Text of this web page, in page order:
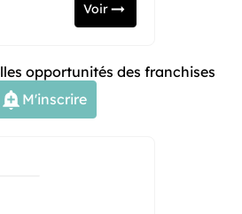
opportunités des franchises
M'inscrire
Voir